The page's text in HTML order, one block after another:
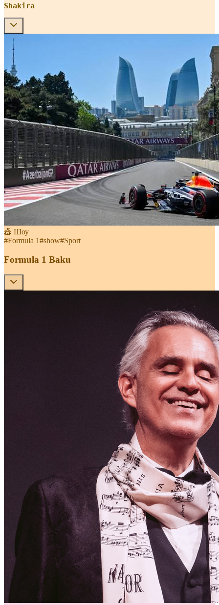
Shakira
🎪 Шоу
#Formula 1#show#Sport
Formula 1 Baku